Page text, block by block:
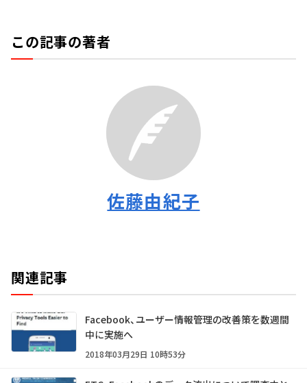
この記事の著者
佐藤由紀子
関連記事
Facebook、ユーザー情報管理の改善策を数週間
中に実施へ
2018年03月29日 10時53分